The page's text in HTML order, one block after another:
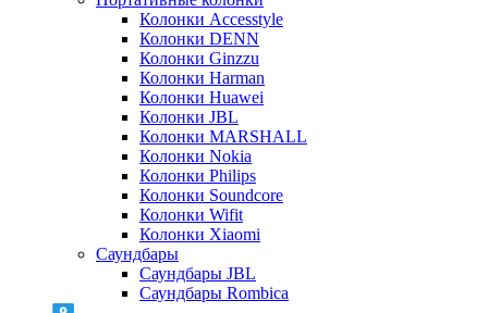
Колонки Accesstyle
Колонки DENN
Колонки Ginzzu
Колонки Harman
Колонки Huawei
Колонки JBL
Колонки MARSHALL
Колонки Nokia
Колонки Philips
Колонки Soundcore
Колонки Wifit
Колонки Xiaomi
Саундбары
Саундбары JBL
Саундбары Rombica